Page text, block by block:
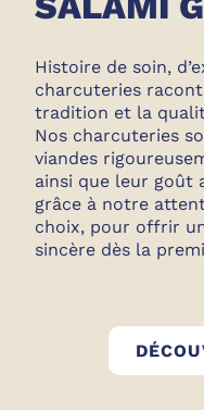
Histoire de soin,
charcuteries
tradition et la
Nos charcuteries
viandes
ainsi que leur goût
grâce à notre
choix, pour offrir
sincère dès la